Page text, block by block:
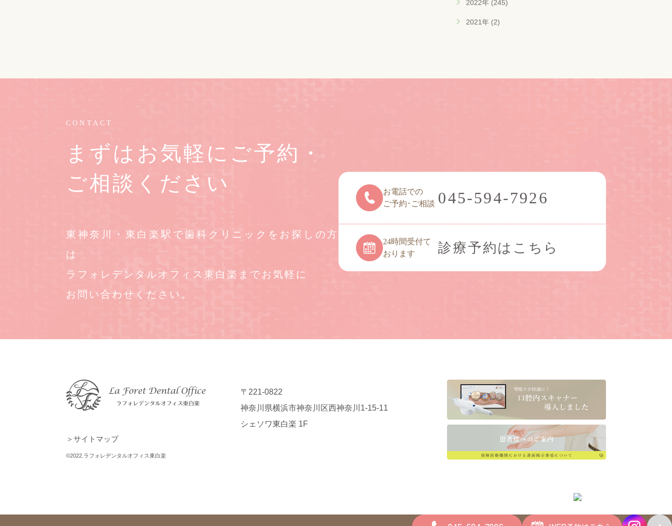
2022年 (245)
2021年 (2)
CONTACT
まずはお気軽にご予約・
ご相談ください
東神奈川・東白楽駅で歯科クリニックをお探しの方
は
ラフォレデンタルオフィス東白楽までお気軽に
お問い合わせください。
お電話での
ご予約･ご相談 045-594-7926
24時間受付て
おります
診療予約はこちら
＞サイトマップ
©2022.ラフォレデンタルオフィス東白楽
〒221-0822
神奈川県横浜市神奈川区西神奈川1-15-11
シェソワ東白楽 1F